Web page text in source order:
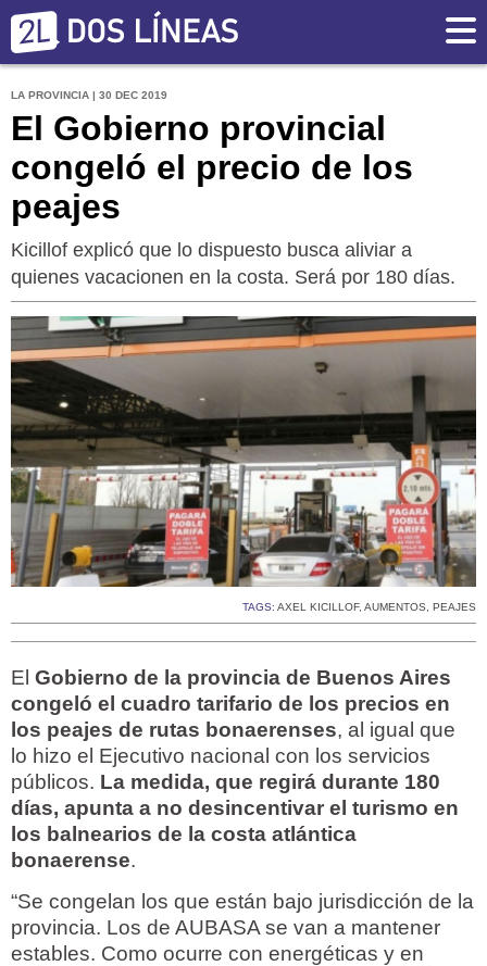
LA PROVINCIA | 30 DEC 2019
El Gobierno provincial
congeló el precio de los
peajes
Kicillof explicó que lo dispuesto busca aliviar a
quienes vacacionen en la costa. Será por 180 días.
TAGS: AXEL KICILLOF, AUMENTOS, PEAJES
El Gobierno de la provincia de Buenos Aires
congeló el cuadro tarifario de los precios en
los peajes de rutas bonaerenses, al igual que
lo hizo el Ejecutivo nacional con los servicios
públicos. La medida, que regirá durante 180
días, apunta a no desincentivar el turismo en
los balnearios de la costa atlántica
bonaerense.
“Se congelan los que están bajo jurisdicción de la
provincia. Los de AUBASA se van a mantener
estables. Como ocurre con energéticas y en